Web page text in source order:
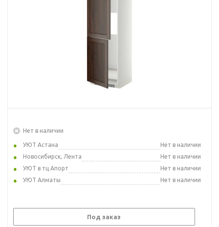
Нет в наличии
УЮТ Астана
Нет в наличии
Новосибирск, Лента
Нет в наличии
УЮТ в тц Апорт
Нет в наличии
УЮТ Алматы
Нет в наличии
Под заказ